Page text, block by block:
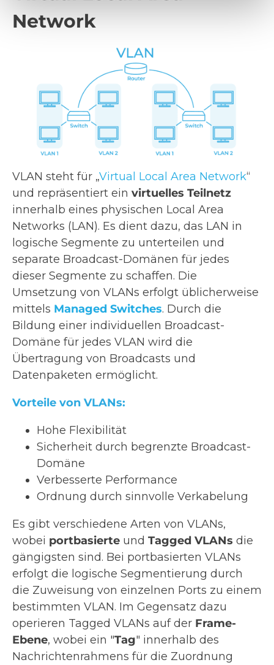
Network
VLAN steht für „Virtual Local Area Network“
und repräsentiert ein virtuelles Teilnetz
innerhalb eines physischen Local Area
Networks (LAN). Es dient dazu, das LAN in
logische Segmente zu unterteilen und
separate Broadcast-Domänen für jedes
dieser Segmente zu schaffen. Die
Umsetzung von VLANs erfolgt üblicherweise
mittels Managed Switches. Durch die
Bildung einer individuellen Broadcast-
Domäne für jedes VLAN wird die
Übertragung von Broadcasts und
Datenpaketen ermöglicht.
Vorteile von VLANs:
Hohe Flexibilität
Sicherheit durch begrenzte Broadcast-
Domäne
Verbesserte Performance
Ordnung durch sinnvolle Verkabelung
Es gibt verschiedene Arten von VLANs,
wobei portbasierte und Tagged VLANs die
gängigsten sind. Bei portbasierten VLANs
erfolgt die logische Segmentierung durch
die Zuweisung von einzelnen Ports zu einem
bestimmten VLAN. Im Gegensatz dazu
operieren Tagged VLANs auf der Frame-
Ebene, wobei ein "Tag" innerhalb des
Nachrichtenrahmens für die Zuordnung